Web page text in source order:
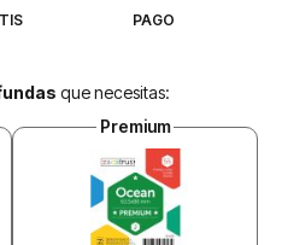
PAGO
que necesitas:
Premium